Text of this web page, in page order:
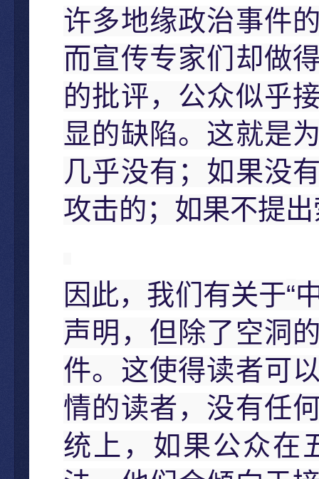
许多地缘政治事件
而宣传专家们却做
的批评，公众似乎
显的缺陷。这就是
几乎没有；如果没
攻击的；如果不提
因此，我们有关于“
声明，但除了空洞
件。这使得读者可
情的读者，没有任
统上，如果公众在